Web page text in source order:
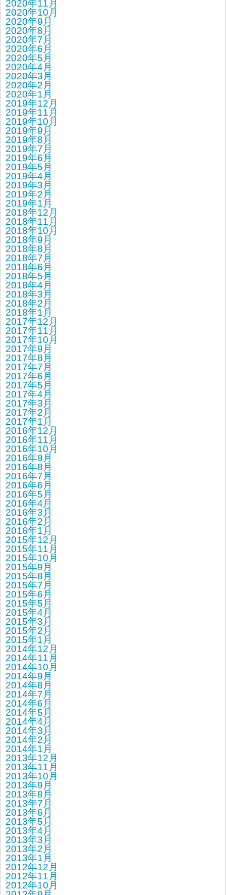
2020年11月
2020年10月
2020年9月
2020年8月
2020年7月
2020年6月
2020年5月
2020年4月
2020年3月
2020年2月
2020年1月
2019年12月
2019年11月
2019年10月
2019年9月
2019年8月
2019年7月
2019年6月
2019年5月
2019年4月
2019年3月
2019年2月
2019年1月
2018年12月
2018年11月
2018年10月
2018年9月
2018年8月
2018年7月
2018年6月
2018年5月
2018年4月
2018年3月
2018年2月
2018年1月
2017年12月
2017年11月
2017年10月
2017年9月
2017年8月
2017年7月
2017年6月
2017年5月
2017年4月
2017年3月
2017年2月
2017年1月
2016年12月
2016年11月
2016年10月
2016年9月
2016年8月
2016年7月
2016年6月
2016年5月
2016年4月
2016年3月
2016年2月
2016年1月
2015年12月
2015年11月
2015年10月
2015年9月
2015年8月
2015年7月
2015年6月
2015年5月
2015年4月
2015年3月
2015年2月
2015年1月
2014年12月
2014年11月
2014年10月
2014年9月
2014年8月
2014年7月
2014年6月
2014年5月
2014年4月
2014年3月
2014年2月
2014年1月
2013年12月
2013年11月
2013年10月
2013年9月
2013年8月
2013年7月
2013年6月
2013年5月
2013年4月
2013年3月
2013年2月
2013年1月
2012年12月
2012年11月
2012年10月